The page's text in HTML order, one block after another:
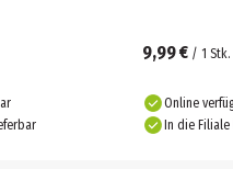
9,99 € / 1 Stk.
Online
In die